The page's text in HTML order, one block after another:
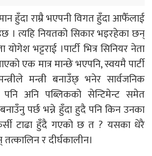
हुँदा राम्रै भएपनी विगत हुँदा आफैँलाई
। त्यहि नियतको सिकार भइरहेका छन्
भट्टराई ।पार्टी भित्र सिनियर नेता
एक मात्र मान्छे भएपनि, स्वयमै पार्टी
मन्त्री बनाउँछ् भनेर सार्वजनिक
पनि अनि पब्लिकको सेन्टिमेन्ट समेत
पर्छ भन्ने हुँदा हुदै पनि किन उनका
टाढा हुँदै गएको छ त ? यसका धेरै
र दीर्घकालीन।